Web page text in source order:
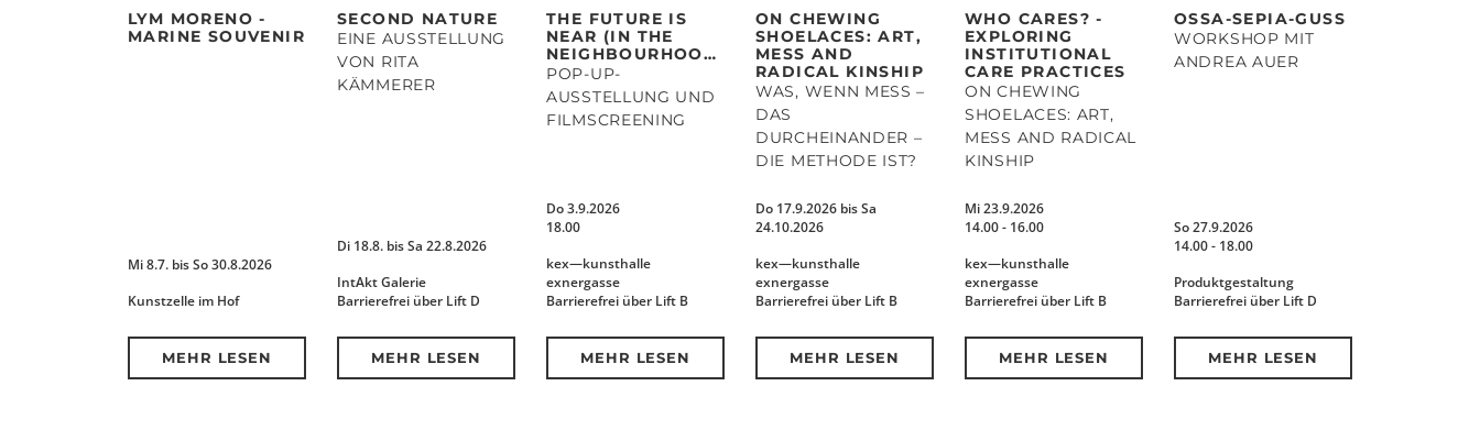
LYM MORENO -
MARINE SOUVENIR
Mi 8.7. bis So 30.8.2026
Kunstzelle im Hof
MEHR LESEN
SECOND NATURE
EINE AUSSTELLUNG
VON RITA
KÄMMERER
Di 18.8. bis Sa 22.8.2026
IntAkt Galerie
Barrierefrei über Lift D
MEHR LESEN
THE FUTURE IS
NEAR (IN THE
NEIGHBOURHOOD)
POP-UP-
AUSSTELLUNG UND
FILMSCREENING
Do 3.9.2026
18.00
kex—kunsthalle
exnergasse
Barrierefrei über Lift B
MEHR LESEN
ON CHEWING
SHOELACES: ART,
MESS AND
RADICAL KINSHIP
WAS, WENN MESS –
DAS
DURCHEINANDER –
DIE METHODE IST?
Do 17.9.2026 bis Sa
24.10.2026
kex—kunsthalle
exnergasse
Barrierefrei über Lift B
MEHR LESEN
WHO CARES? -
EXPLORING
INSTITUTIONAL
CARE PRACTICES
ON CHEWING
SHOELACES: ART,
MESS AND RADICAL
KINSHIP
Mi 23.9.2026
14.00 - 16.00
kex—kunsthalle
exnergasse
Barrierefrei über Lift B
MEHR LESEN
OSSA-SEPIA-GUSS
WORKSHOP MIT
ANDREA AUER
So 27.9.2026
14.00 - 18.00
Produktgestaltung
Barrierefrei über Lift D
MEHR LESEN